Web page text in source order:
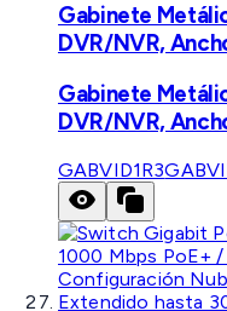
Gabinete
DVR/NVR,
Gabinete
DVR/NVR,
GABVID1R3